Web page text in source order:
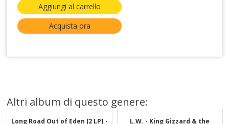
Aggiungi al carrello
Acquista ora
Altri album di questo genere:
Long Road Out of Eden [2 LP] -
L.W. - King Gizzard & the